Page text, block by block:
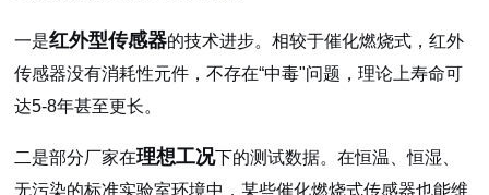
一是红外型传感器的技术进步。相较于催化燃烧式，红外
传感器没有消耗性元件，不存在“中毒"问题，理论上寿命可
达5-8年甚至更长。
二是部分厂家在理想工况下的测试数据。在恒温、恒湿、
无污染的标准实验室环境中，某些催化燃烧式传感器也能维